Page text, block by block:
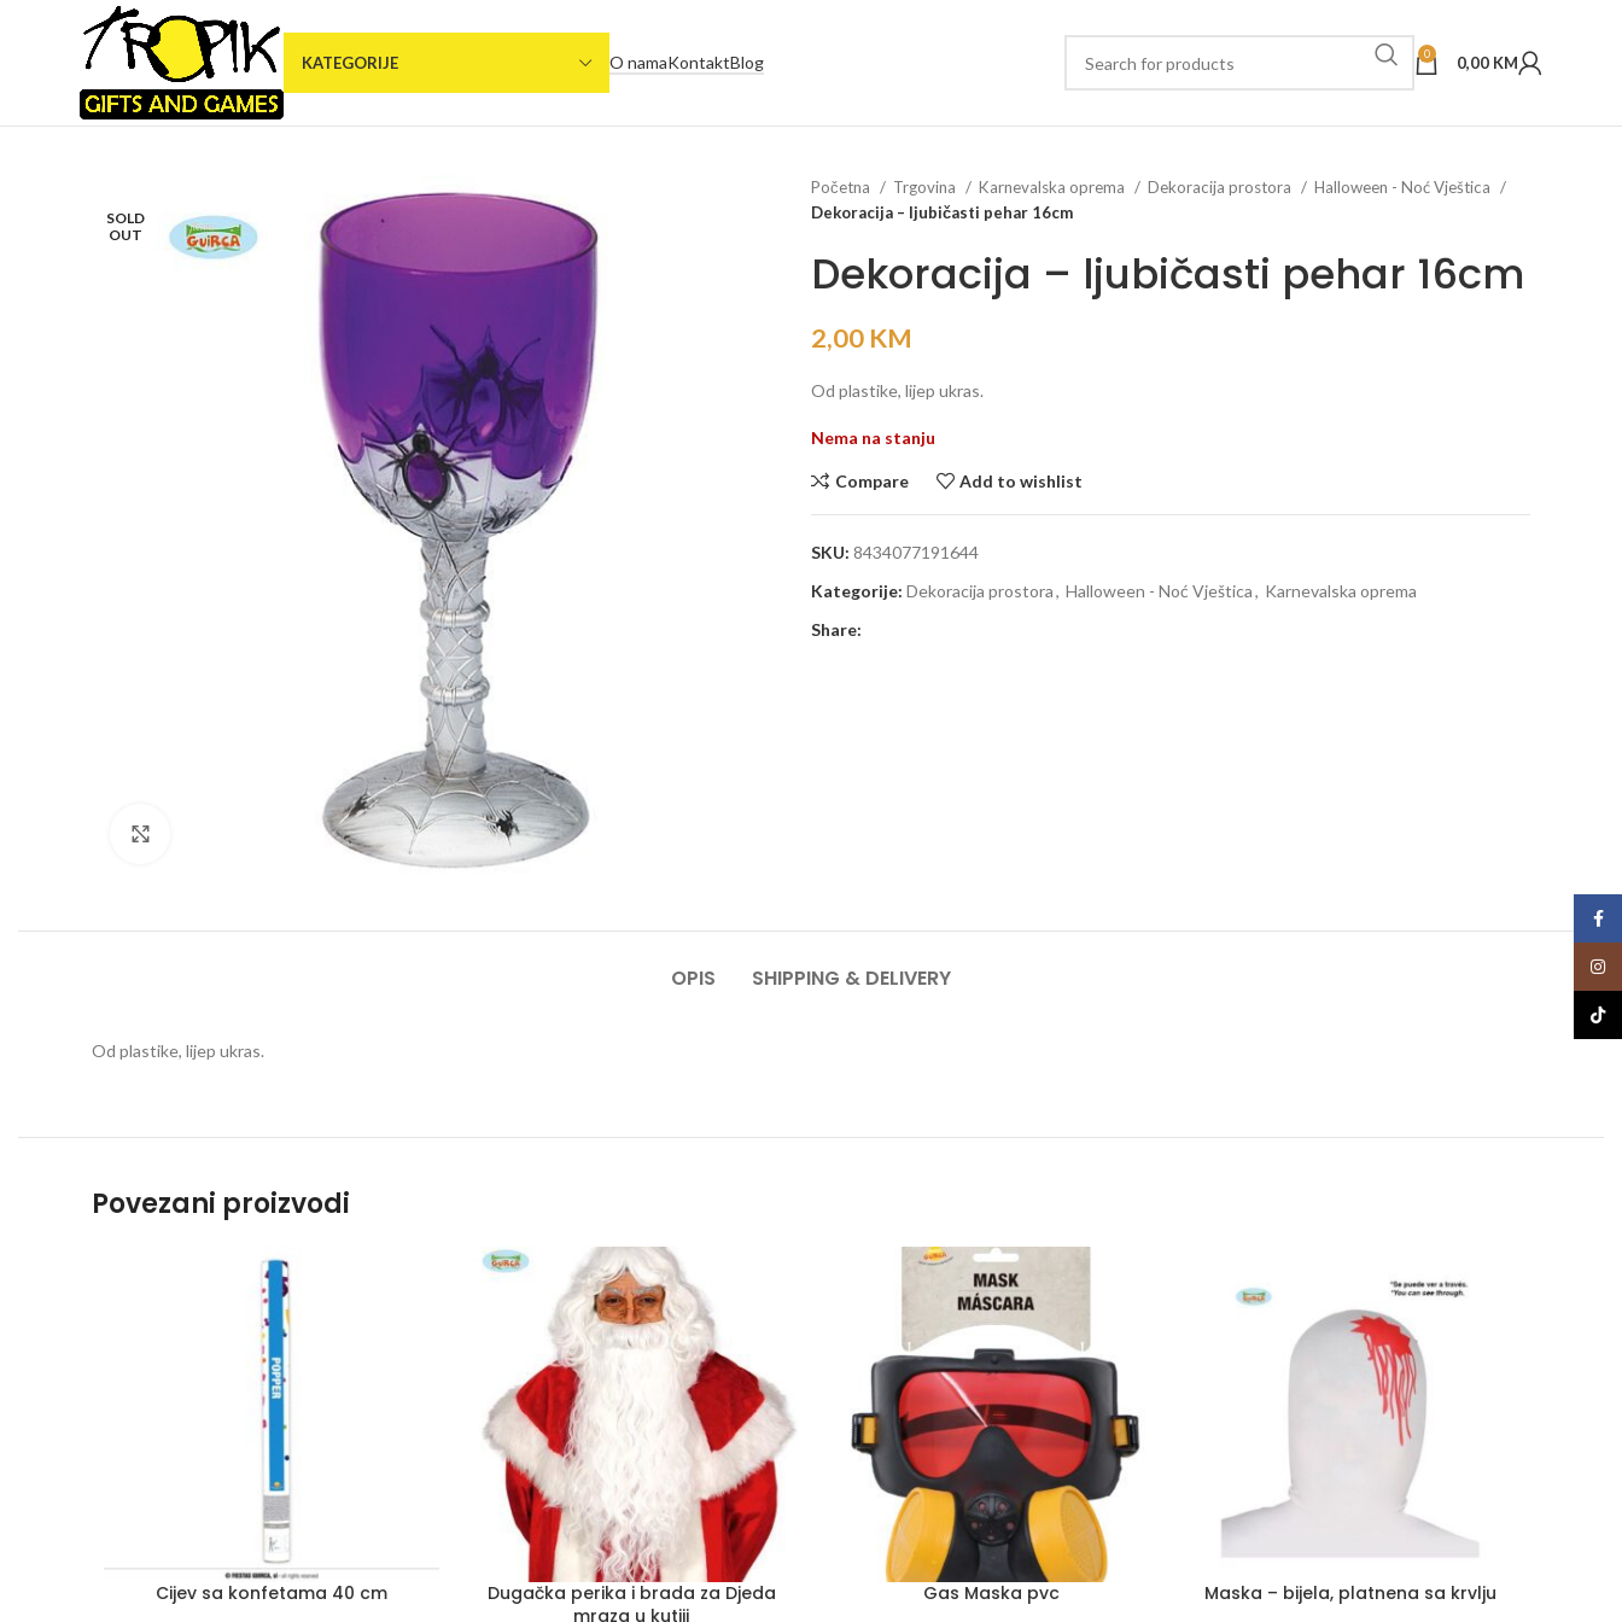
KATEGORIJE O namaKontaktBlog 0 0,00 KM
SOLD
OUT
Početna Trgovina Karnevalska oprema Dekoracija prostora
Halloween - Noć Vještica
Dekoracija – ljubičasti pehar 16cm
Dekoracija – ljubičasti pehar 16cm
2,00 KM
Od plastike, lijep ukras.
Nema na stanju
Compare Add to wishlist
SKU: 8434077191644
Kategorije: Dekoracija prostora, Halloween - Noć Vještica, Karnevalska oprema
Share:
OPIS SHIPPING & DELIVERY
Od plastike, lijep ukras.
Povezani proizvodi
Cijev sa konfetama 40 cm
Dugačka perika i brada za Djeda
mraza u kutiji
Gas Maska pvc Maska – bijela, platnena sa krvlju